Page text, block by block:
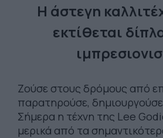
Η άστεγη
εκτίθεται
Ζούσε στους δρόμους από
παρατηρούσε, δημιουργούσε
Σήμερα η τέχνη της Lee
μερικά από τα